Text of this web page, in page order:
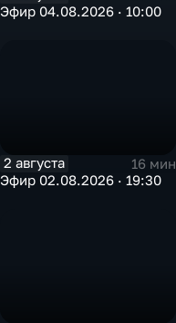
Эфир 04.08.2026 · 10:00
2 августа
16 мин
Эфир 02.08.2026 · 19:30